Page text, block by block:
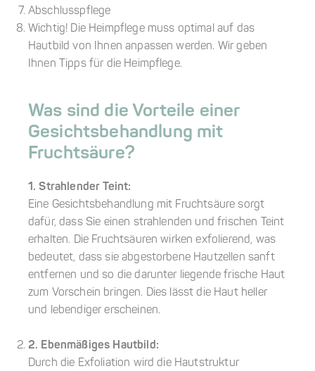
Abschlusspflege
Wichtig! Die Heimpflege muss optimal auf das
Hautbild von Ihnen anpassen werden. Wir geben
Ihnen Tipps für die Heimpflege.
Was sind die Vorteile einer
Gesichtsbehandlung mit
Fruchtsäure?
1. Strahlender Teint:
Eine Gesichtsbehandlung mit Fruchtsäure sorgt
dafür, dass Sie einen strahlenden und frischen Teint
erhalten. Die Fruchtsäuren wirken exfolierend, was
bedeutet, dass sie abgestorbene Hautzellen sanft
entfernen und so die darunter liegende frische Haut
zum Vorschein bringen. Dies lässt die Haut heller
und lebendiger erscheinen.
2. Ebenmäßiges Hautbild:
Durch die Exfoliation wird die Hautstruktur